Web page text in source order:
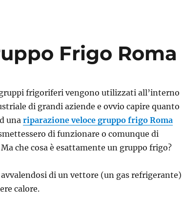
Frigo Roma
frigoriferi vengono utilizzati all’interno
di grandi aziende e ovvio capire quanto
una riparazione veloce gruppo frigo Roma
di funzionare o comunque di
che cosa è esattamente un gruppo frigo?
di un vettore (un gas refrigerante)
calore.